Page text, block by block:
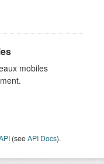
mobiles
(seeAPI Docs).